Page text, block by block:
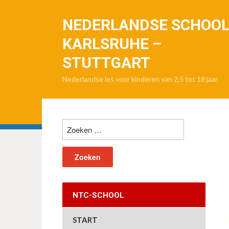
NEDERLANDSE SCHOOL
KARLSRUHE –
STUTTGART
Nederlandse les voor kinderen van 2,5 tot 18 jaar
NTC-SCHOOL
START